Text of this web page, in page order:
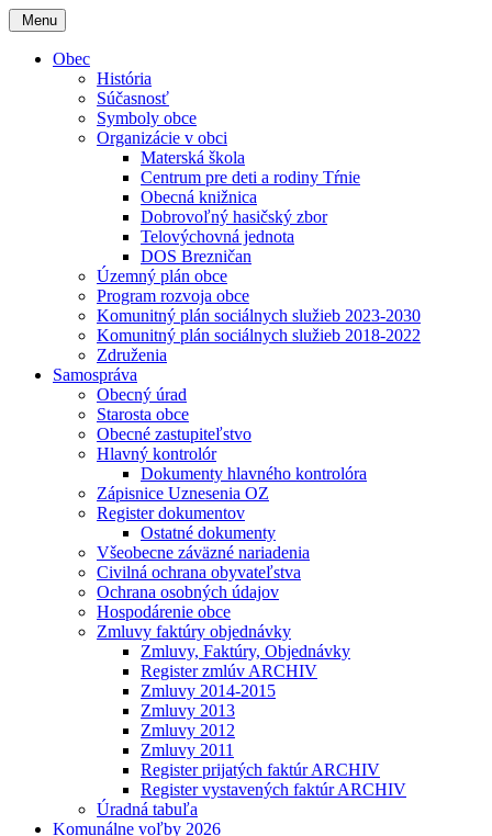
Menu
Obec
História
Súčasnosť
Symboly obce
Organizácie v obci
Materská škola
Centrum pre deti a rodiny Tŕnie
Obecná knižnica
Dobrovoľný hasičský zbor
Telovýchovná jednota
DOS Brezničan
Územný plán obce
Program rozvoja obce
Komunitný plán sociálnych služieb 2023-2030
Komunitný plán sociálnych služieb 2018-2022
Združenia
Samospráva
Obecný úrad
Starosta obce
Obecné zastupiteľstvo
Hlavný kontrolór
Dokumenty hlavného kontrolóra
Zápisnice Uznesenia OZ
Register dokumentov
Ostatné dokumenty
Všeobecne záväzné nariadenia
Civilná ochrana obyvateľstva
Ochrana osobných údajov
Hospodárenie obce
Zmluvy faktúry objednávky
Zmluvy, Faktúry, Objednávky
Register zmlúv ARCHIV
Zmluvy 2014-2015
Zmluvy 2013
Zmluvy 2012
Zmluvy 2011
Register prijatých faktúr ARCHIV
Register vystavených faktúr ARCHIV
Úradná tabuľa
Komunálne voľby 2026